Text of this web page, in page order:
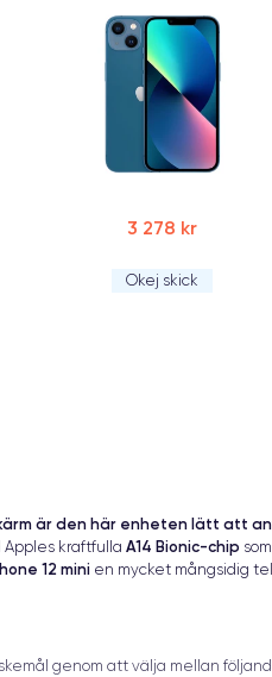
3 278 kr
Okej skick
är den här enheten lätt att
Apples kraftfulla A14 Bionic-chip
12 mini en mycket mångsidig
genom att välja mellan